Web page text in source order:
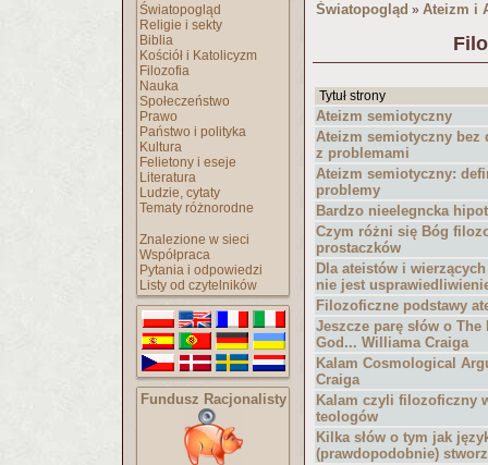
Światopogląd
Religie i sekty
Biblia
Kościół i Katolicyzm
Filozofia
Nauka
Społeczeństwo
Prawo
Państwo i polityka
Kultura
Felietony i eseje
Literatura
Ludzie, cytaty
Tematy różnorodne
Znalezione w sieci
Współpraca
Pytania i odpowiedzi
Listy od czytelników
Fundusz Racjonalisty
Światopogląd » Ateizm i
Tytuł strony
Ateizm semiotyczny
Ateizm semiotyczny bez
z problemami
Ateizm semiotyczny:
problemy
Bardzo nieelegncka
Czym różni się Bóg
prostaczków
Dla ateistów i
nie jest
Filozoficzne podstawy
Jeszcze parę słów o
God... Williama Craiga
Kalam Cosmological
Craiga
Kalam czyli filozoficzny
teologów
Kilka słów o tym jak
(prawdopodobnie)